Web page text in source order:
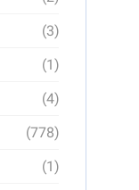
(3)
(1)
(4)
(778)
(1)